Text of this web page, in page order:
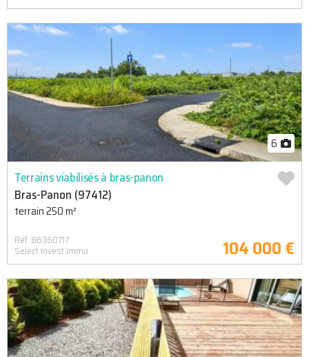
6
Terrains viabilisés à bras-panon
Bras-Panon (97412)
terrain 250 m²
Réf. 86360717
Select Invest Immo 104 000 €